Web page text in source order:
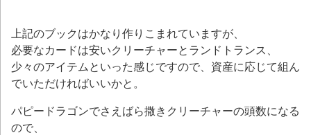
上記のブックはかなり作りこまれていますが、
必要なカードは安いクリーチャーとランドトランス、
少々のアイテムといった感じですので、資産に応じて組ん
でいただければいいかと。
パピードラゴンでさえばら撒きクリーチャーの頭数になる
ので、